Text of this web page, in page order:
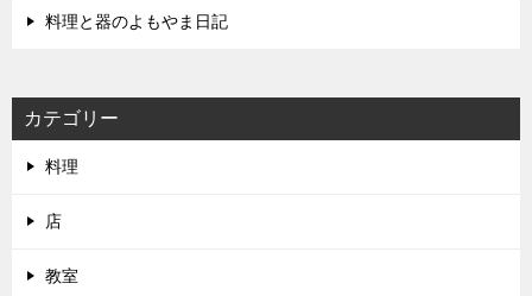
料理と器のよもやま日記
カテゴリー
料理
店
教室